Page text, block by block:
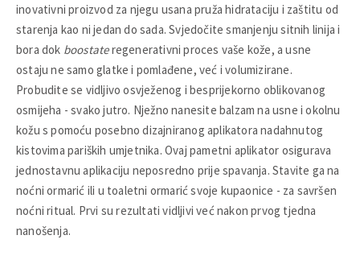
inovativni proizvod za njegu usana pruža hidrataciju i zaštitu od
starenja kao ni jedan do sada. Svjedočite smanjenju sitnih linija i
bora dok boostateregenerativni proces vaše kože, a usne
ostaju ne samo glatke i pomlađene, već i volumizirane.
Probudite se vidljivo osvježenog i besprijekorno oblikovanog
osmijeha - svako jutro. Nježno nanesite balzam na usne i okolnu
kožu s pomoću posebno dizajniranog aplikatora nadahnutog
kistovima pariških umjetnika. Ovaj pametni aplikator osigurava
jednostavnu aplikaciju neposredno prije spavanja. Stavite ga na
noćni ormarić ili u toaletni ormarić svoje kupaonice - za savršen
noćni ritual. Prvi su rezultati vidljivi već nakon prvog tjedna
nanošenja.